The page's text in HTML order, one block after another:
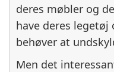
deres møbler og
have deres legetøj
behøver at
Men det